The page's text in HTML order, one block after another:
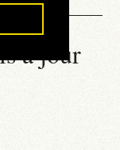
à jour